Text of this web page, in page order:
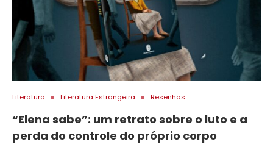
Literatura Literatura Estrangeira Resenhas
“Elena sabe”: um retrato sobre o luto e a
perda do controle do próprio corpo